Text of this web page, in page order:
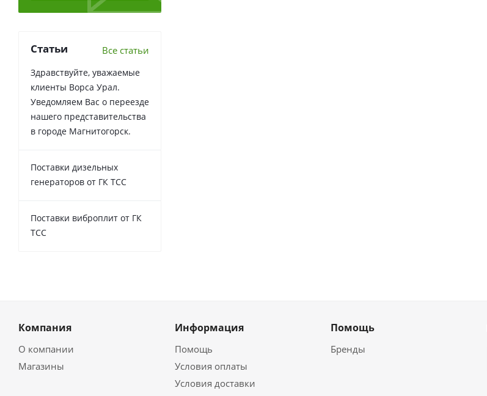
Статьи Все статьи
Здравствуйте, уважаемые
клиенты Ворса Урал.
Уведомляем Вас о переезде
нашего представительства
в городе Магнитогорск.
Поставки дизельных
генераторов от ГК ТСС
Поставки виброплит от ГК
ТСС
Компания
О компании
Магазины
Информация
Помощь
Условия оплаты
Условия доставки
Помощь
Бренды